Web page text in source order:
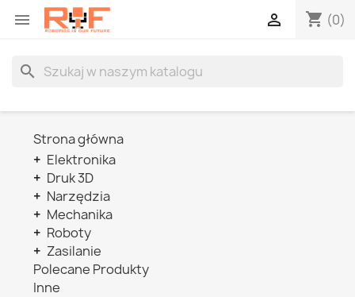
 shopping_cart (0)

search
Strona główna
+ Elektronika
+ Druk 3D
+ Narzędzia
+ Mechanika
+ Roboty
+ Zasilanie
Polecane Produkty
Inne